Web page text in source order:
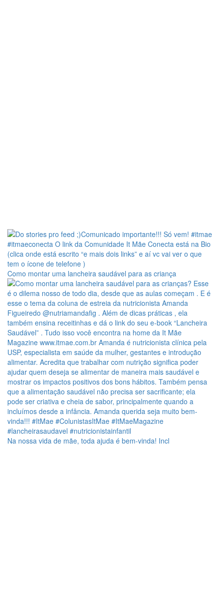
Como montar uma lancheira saudável para as criança
Na nossa vida de mãe, toda ajuda é bem-vinda! Incl